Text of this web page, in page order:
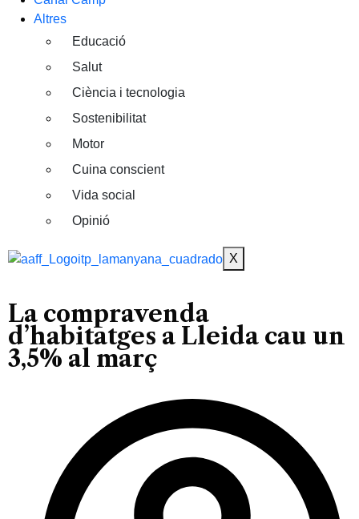
Altres
Educació
Salut
Ciència i tecnologia
Sostenibilitat
Motor
Cuina conscient
Vida social
Opinió
X
La compravenda
d’habitatges a Lleida cau un
3,5% al març